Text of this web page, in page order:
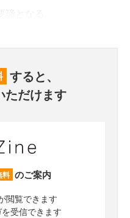
すると、
ただけます
料 のご案内
閲覧できます
受信できます